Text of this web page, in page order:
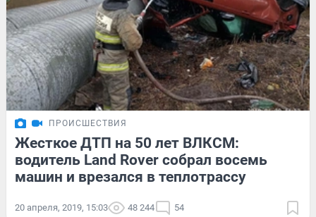
ПРОИСШЕСТВИЯ
Жесткое ДТП на 50 лет ВЛКСМ:
водитель Land Rover собрал восемь
машин и врезался в теплотрассу
20 апреля, 2019, 15:03 48 244 54